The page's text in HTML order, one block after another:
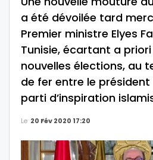
a été dévoilée tard
Premier ministre Elyes
Tunisie, écartant a
nouvelles élections, au
de fer entre le président
parti d’inspiration
Le 20 Fév 2020 17:20